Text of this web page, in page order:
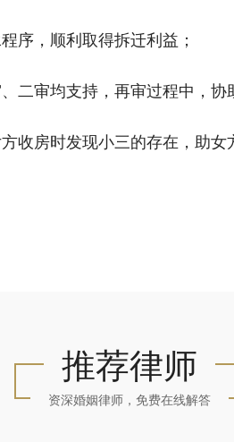
序，顺利取得拆迁利益；
二审均支持，再审过程中，
收房时发现小三的存在，助女
推荐律师
资深婚姻律师，免费在线解答